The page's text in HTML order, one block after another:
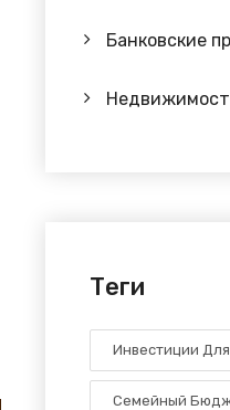
Банковские
Теги
Инвестиции
Семейный